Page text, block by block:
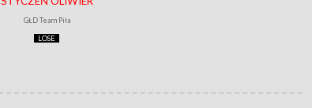
GŁD Team Piła
LOSE